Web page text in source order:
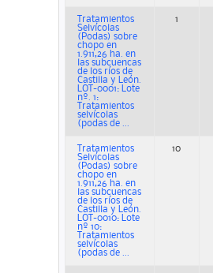
Tratamientos
Selvícolas
(Podas) sobre
chopo en
1.911,26 ha. en
las subcuencas
de los ríos de
Castilla y León.
LOT-0001: Lote
nº. 1:
Tratamientos
selvícolas
(podas de ...
1
Tratamientos
Selvícolas
(Podas) sobre
chopo en
1.911,26 ha. en
las subcuencas
de los ríos de
Castilla y León.
LOT-0010: Lote
nº 10:
Tratamientos
selvícolas
(podas de ...
10